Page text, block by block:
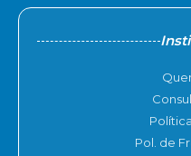
Pol. de